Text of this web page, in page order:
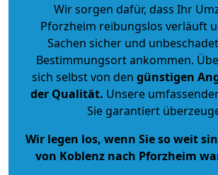
Wir sorgen dafür, dass Ihr
Pforzheim reibungslos verläuft
Sachen sicher und
Bestimmungsort ankommen.
sich selbst von den günstigen
der Qualität. Unsere
Sie garantiert
Wir legen los, wenn Sie so weit
von Koblenz nach Pforzheim